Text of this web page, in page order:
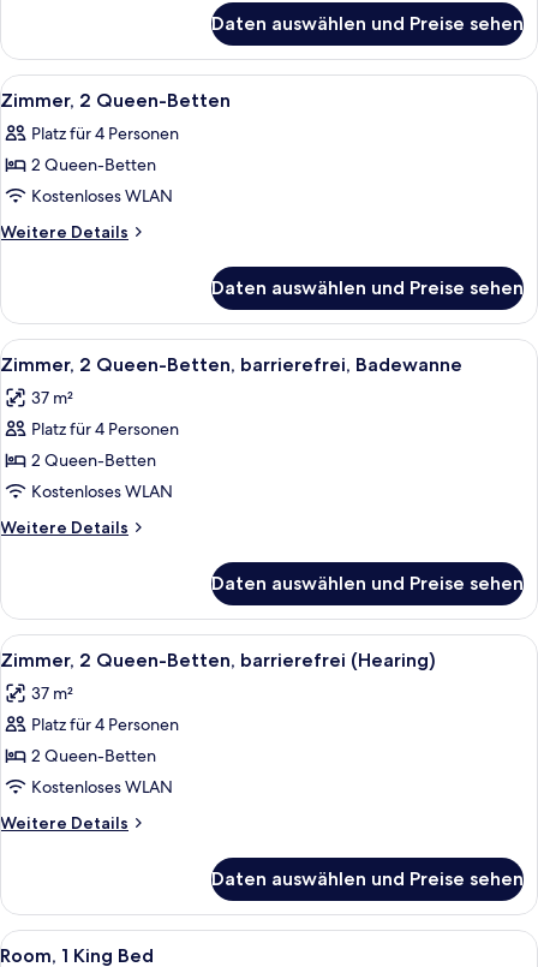
1 King-
Bett,
barrierefrei
Daten auswählen und Preise sehen
Alle
Fotos
für
Zimmer,
2 Queen-
Betten
Ein Hotelzimmer mit zwei Betten,
7
Zimmer, 2 Queen-Betten
Platz für 4 Personen
2 Queen-Betten
Kostenloses WLAN
Weitere Details
Weitere
2 Queen-
Betten
Daten auswählen und Preise sehen
Alle
Fotos
für
Zimmer,
2 Queen-
Betten,
barrierefrei,
Badewanne
Ein Hotelzimmer mit zwei Betten,
5
Zimmer, 2 Queen-Betten, barrierefrei, Badewanne
37 m²
Platz für 4 Personen
2 Queen-Betten
Kostenloses WLAN
Weitere Details
Weitere
2 Queen-
Betten,
barrierefrei,
Daten auswählen und Preise sehen
Alle
Fotos
für
Zimmer,
2 Queen-
Betten,
barrierefrei
(Hearing)
Ein Hotelzimmer mit zwei Betten,
6
Zimmer, 2 Queen-Betten, barrierefrei (Hearing)
37 m²
Platz für 4 Personen
2 Queen-Betten
Kostenloses WLAN
Weitere Details
Weitere
2 Queen-
Betten,
barrierefrei
Daten auswählen und Preise sehen
Alle
Ein modernes Hotelzimmer mit zwei
7
Room, 1 King Bed